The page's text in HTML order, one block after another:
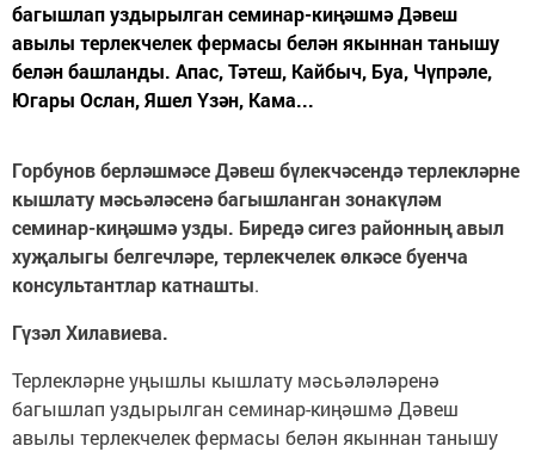
багышлап уздырылган семинар-киңәшмә Дәвеш
авылы терлекчелек фермасы белән якыннан танышу
белән башланды. Апас, Тәтеш, Кайбыч, Буа, Чүпрәле,
Югары Ослан, Яшел Үзән, Кама...
Горбунов берләшмәсе Дәвеш бүлекчәсендә терлекләрне
кышлату мәсьәләсенә багышланган зонакүләм
семинар-киңәшмә узды. Биредә сигез районның авыл
хуҗалыгы белгечләре, терлекчелек өлкәсе буенча
консультантлар катнашты.
Гүзәл Хилавиева.
Терлекләрне уңышлы кышлату мәсьәләләренә
багышлап уздырылган семинар-киңәшмә Дәвеш
авылы терлекчелек фермасы белән якыннан танышу